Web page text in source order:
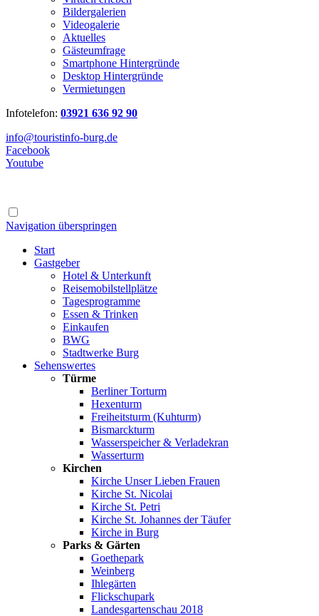
Bildergalerien
Videogalerie
Aktuelles
Gästeumfrage
Smartphone Hintergründe
Desktop Hintergründe
Vermietungen
Infotelefon: 03921 636 92 90
info@touristinfo-burg.de
Facebook
Youtube
Navigation überspringen
Start
Gastgeber
Hotel & Unterkunft
Reisemobilstellplätze
Tagesprogramme
Essen & Trinken
Einkaufen
BWG
Stadtwerke Burg
Sehenswertes
Türme
Berliner Torturm
Hexenturm
Freiheitsturm (Kuhturm)
Bismarckturm
Wasserspeicher & Verladekran
Wasserturm
Kirchen
Kirche Unser Lieben Frauen
Kirche St. Nicolai
Kirche St. Petri
Kirche St. Johannes der Täufer
Kirche in Burg
Parks & Gärten
Goethepark
Weinberg
Ihlegärten
Flickschupark
Landesgartenschau 2018